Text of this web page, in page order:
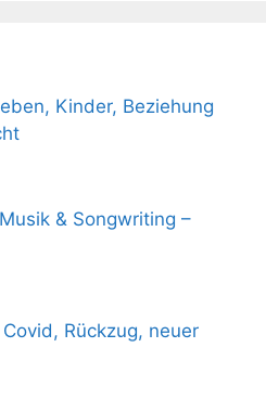
Kinder, Beziehung
& Songwriting –
Rückzug, neuer